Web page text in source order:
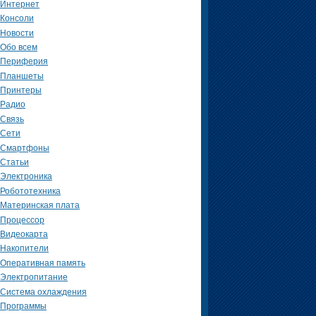
Интернет
Консоли
Новости
Обо всем
Периферия
Планшеты
Принтеры
Радио
Связь
Сети
Смартфоны
Статьи
Электроника
Робототехника
Материнская плата
Процессор
Видеокарта
Накопители
Оперативная память
Электропитание
Система охлаждения
Программы